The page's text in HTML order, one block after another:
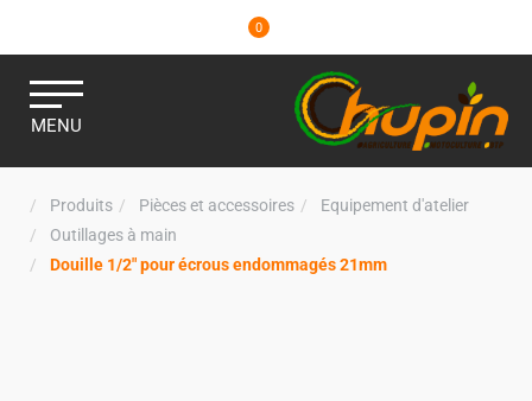
0
MENU
Produits Pièces et accessoires
Equipement d'atelier
Outillages à main
Douille 1/2" pour écrous endommagés 21mm